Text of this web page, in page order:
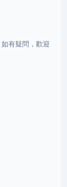
有疑問，歡迎